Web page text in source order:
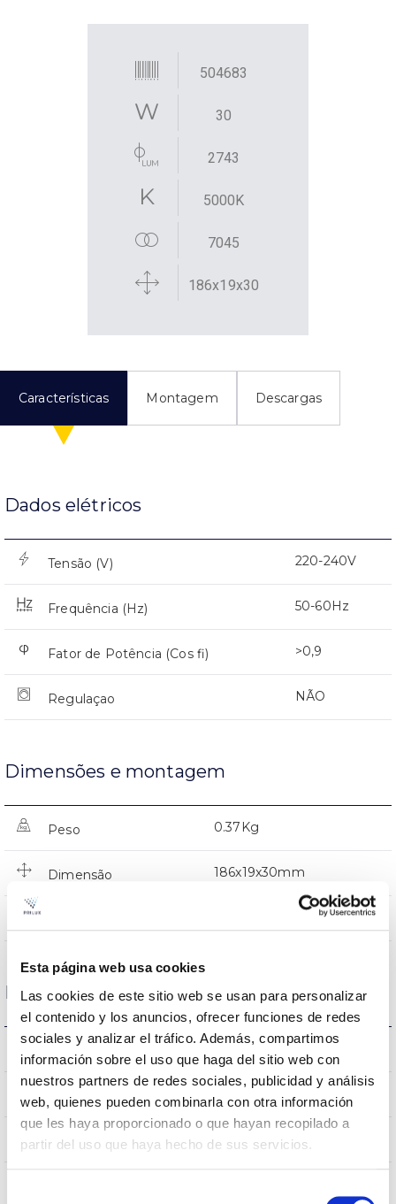
Esta página web usa cookies
Las cookies de este sitio web se usan para personalizar
el contenido y los anuncios, ofrecer funciones de redes
sociales y analizar el tráfico. Además, compartimos
información sobre el uso que haga del sitio web con
nuestros partners de redes sociales, publicidad y análisis
web, quienes pueden combinarla con otra información
que les haya proporcionado o que hayan recopilado a
partir del uso que haya hecho de sus servicios.
504683
30
2743
5000K
7045
186x19x30
Características Montagem Descargas
Dados elétricos
Tensão (V) 220-240V
Frequência (Hz) 50-60Hz
Fator de Potência (Cos fi) >0,9
Regulaçao NÃO
Dimensões e montagem
Peso 0.37Kg
Dimensão 186x19x30mm
Dados ópticos
Temperatura de cor
CRI Índice de repr. cromática 80
Angulo de abertura